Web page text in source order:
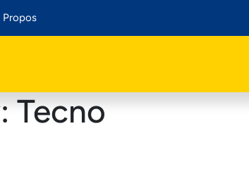
Propos
Tecno